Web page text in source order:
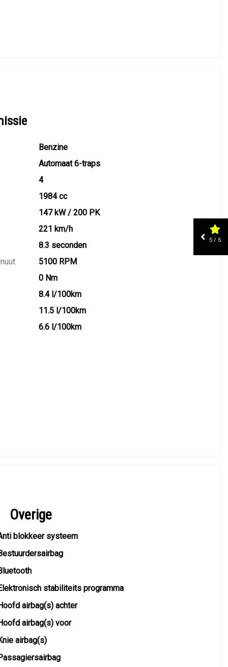
Benzine
Automaat 6-traps
4
1984 cc
147 kW / 200 PK
221 km/h
8.3 seconden
5100 RPM
0 Nm
8.4 l/100km
11.5 l/100km
6.6 l/100km
Overige
blokkeer systeem
stabiliteits programma
airbag(s) achter
airbag(s) voor
airbag(s)
5 / 5